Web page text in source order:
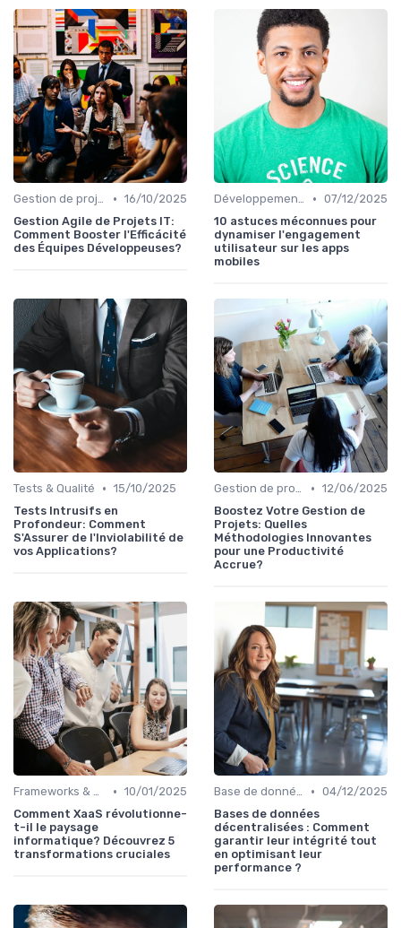
Gestion de projets • 16/10/2025
Gestion Agile de Projets IT:
Comment Booster l'Efficácité
des Équipes Développeuses?
Développement mobile • 07/12/2025
10 astuces méconnues pour
dynamiser l'engagement
utilisateur sur les apps
mobiles
Tests & Qualité • 15/10/2025
Tests Intrusifs en
Profondeur: Comment
S'Assurer de l'Inviolabilité de
vos Applications?
Gestion de projets • 12/06/2025
Boostez Votre Gestion de
Projets: Quelles
Méthodologies Innovantes
pour une Productivité
Accrue?
Frameworks & Outils • 10/01/2025
Comment XaaS révolutionne-
t-il le paysage
informatique? Découvrez 5
transformations cruciales
Base de données • 04/12/2025
Bases de données
décentralisées : Comment
garantir leur intégrité tout
en optimisant leur
performance ?